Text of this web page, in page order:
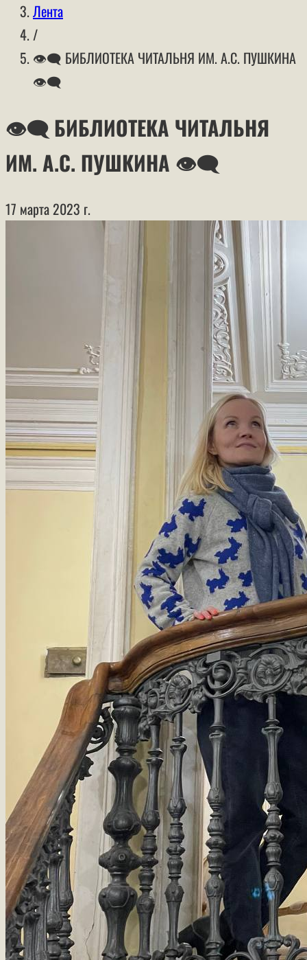
Лента
/
👁‍🗨 БИБЛИОТЕКА ЧИТАЛЬНЯ ИМ. А.С. ПУШКИНА
👁‍🗨
👁‍🗨 БИБЛИОТЕКА ЧИТАЛЬНЯ
ИМ. А.С. ПУШКИНА 👁‍🗨
17 марта 2023 г.